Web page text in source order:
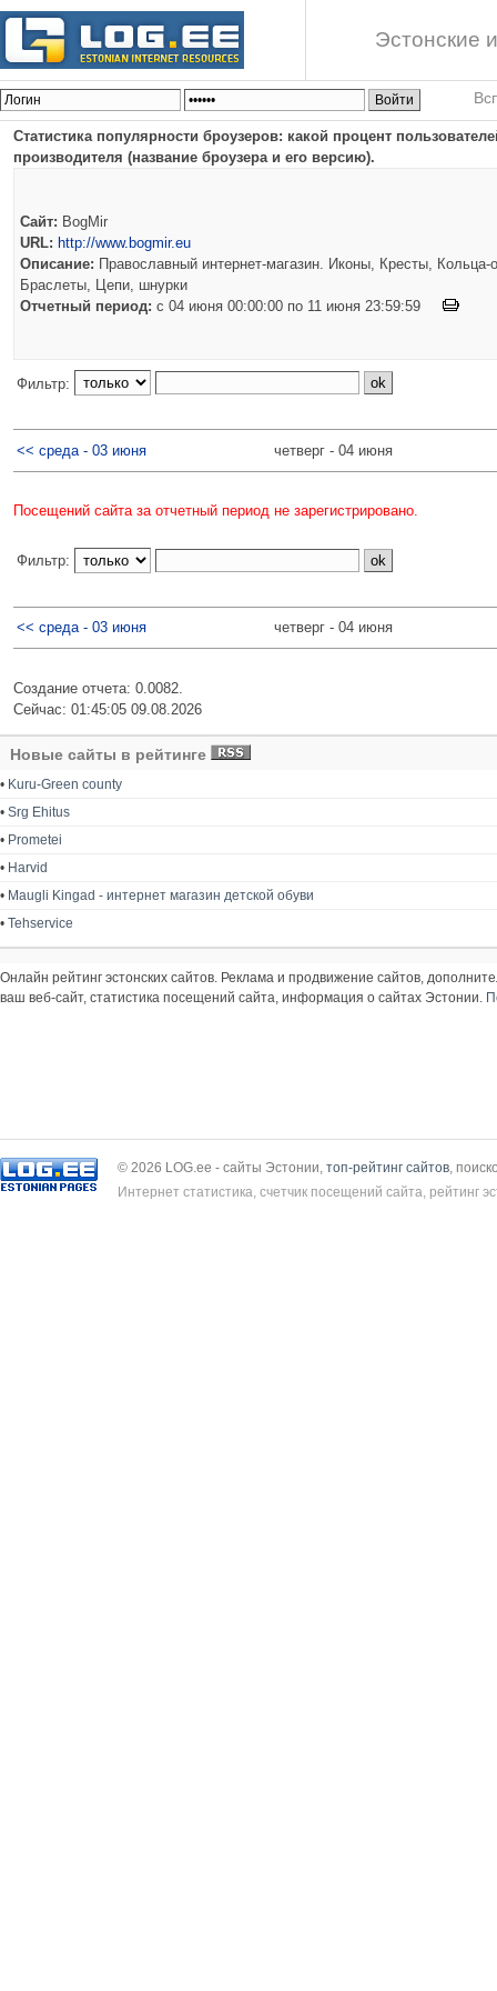
Эстонские
Статистика популярности броузеров: какой процент
производителя (название броузера и его версию).
Сайт: BogMir
URL: http://www.bogmir.eu
Описание: Православный интернет-магазин. Иконы, Кресты, Кольца-
Браслеты, Цепи, шнурки
Отчетный период: c 04 июня 00:00:00 по 11 июня 23:59:59
Фильтр:
<< среда - 03 июня четверг - 04 июня
Посещений сайта за отчетный период не зарегистрировано.
Фильтр:
<< среда - 03 июня четверг - 04 июня
Создание отчета: 0.0082.
Сейчас: 01:45:05 09.08.2026
Новые сайты в рейтинге
• Kuru-Green county
• Srg Ehitus
• Prometei
• Harvid
• Maugli Kingad - интернет магазин детской обуви
• Tehservice
Онлайн рейтинг эстонских сайтов. Реклама и продвижение сайтов,
ваш веб-сайт, статистика посещений сайта, информация о сайтах Эстонии.
© 2026 LOG.ee - сайты Эстонии, топ-рейтинг сайтов ,
Интернет статистика, счетчик посещений сайта, рейтинг